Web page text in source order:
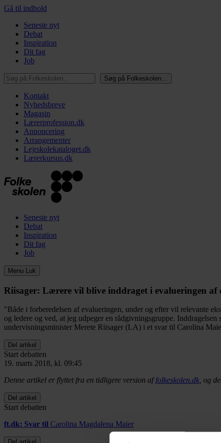
Gå til indhold
Seneste nyt
Debat
Inspiration
Dit fag
Job
Søg på Folkeskolen…
Søg på Folkeskolen…
Kontakt
Nyhedsbreve
Magasin
Lærerprofession.dk
Annoncering
Arrangementer
Lejrskolekataloget.dk
Lærerkursus.dk
Seneste nyt
Debat
Inspiration
Dit fag
Job
Menu Luk
Riisager: Lærere vil blive inddraget i evalueringen af
"Både i forberedelsen af evalueringen, under og efter vil relevante
og ledere og ved, at jeg udpeger en rådgivningsgruppe.
undervisningsminister Merete Riisager (LA) i et svar til Carolina
Del artikel
Start debatten
19. marts 2018, kl. 09:45
Denne artikel er flyttet fra en tidligere version affolkeskolen.dk, og
Del artikel
Start debatten
ft.dk: Svar til Carolina Magdalena Maier